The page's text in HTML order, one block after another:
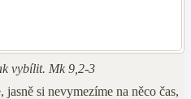
vybílit. Mk 9,2-3
si nevymezíme na něco čas,